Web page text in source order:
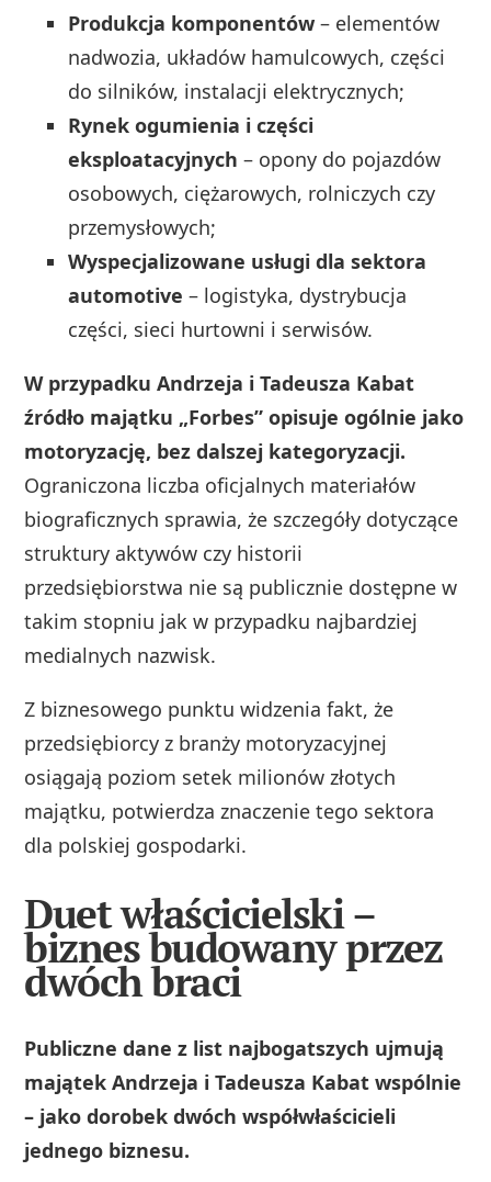
Produkcja komponentów – elementów
nadwozia, układów hamulcowych, części
do silników, instalacji elektrycznych;
Rynek ogumienia i części
eksploatacyjnych – opony do pojazdów
osobowych, ciężarowych, rolniczych czy
przemysłowych;
Wyspecjalizowane usługi dla sektora
automotive – logistyka, dystrybucja
części, sieci hurtowni i serwisów.
W przypadku Andrzeja i Tadeusza Kabat
źródło majątku „Forbes” opisuje ogólnie jako
motoryzację, bez dalszej kategoryzacji.
Ograniczona liczba oficjalnych materiałów
biograficznych sprawia, że szczegóły dotyczące
struktury aktywów czy historii
przedsiębiorstwa nie są publicznie dostępne w
takim stopniu jak w przypadku najbardziej
medialnych nazwisk.
Z biznesowego punktu widzenia fakt, że
przedsiębiorcy z branży motoryzacyjnej
osiągają poziom setek milionów złotych
majątku, potwierdza znaczenie tego sektora
dla polskiej gospodarki.
Duet właścicielski –
biznes budowany przez
dwóch braci
Publiczne dane z list najbogatszych ujmują
majątek Andrzeja i Tadeusza Kabat wspólnie
– jako dorobek dwóch współwłaścicieli
jednego biznesu.